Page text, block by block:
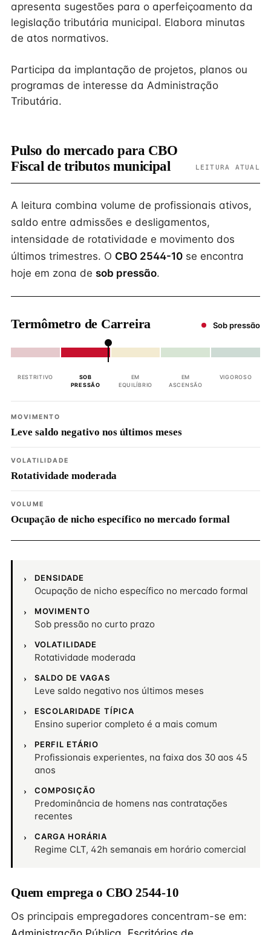
apresenta sugestões para o aperfeiçoamento da
legislação tributária municipal. Elabora minutas
de atos normativos.
Participa da implantação de projetos, planos ou
programas de interesse da Administração
Tributária.
Pulso do mercado para CBO
Fiscal de tributos municipal
LEITURA ATUAL
A leitura combina volume de profissionais ativos,
saldo entre admissões e desligamentos,
intensidade de rotatividade e movimento dos
últimos trimestres. O CBO 2544-10 se encontra
hoje em zona de sob pressão.
Termômetro de Carreira Sob pressão
RESTRITIVO
SOB
PRESSÃO
EM
EQUILÍBRIO
EM
ASCENSÃO
VIGOROSO
MOVIMENTO
Leve saldo negativo nos últimos meses
VOLATILIDADE
Rotatividade moderada
VOLUME
Ocupação de nicho específico no mercado formal
DENSIDADE
Ocupação de nicho específico no mercado formal
MOVIMENTO
Sob pressão no curto prazo
VOLATILIDADE
Rotatividade moderada
SALDO DE VAGAS
Leve saldo negativo nos últimos meses
ESCOLARIDADE TÍPICA
Ensino superior completo é a mais comum
PERFIL ETÁRIO
Profissionais experientes, na faixa dos 30 aos 45
anos
COMPOSIÇÃO
Predominância de homens nas contratações
recentes
CARGA HORÁRIA
Regime CLT, 42h semanais em horário comercial
Quem emprega o CBO 2544-10
Os principais empregadores concentram-se em: